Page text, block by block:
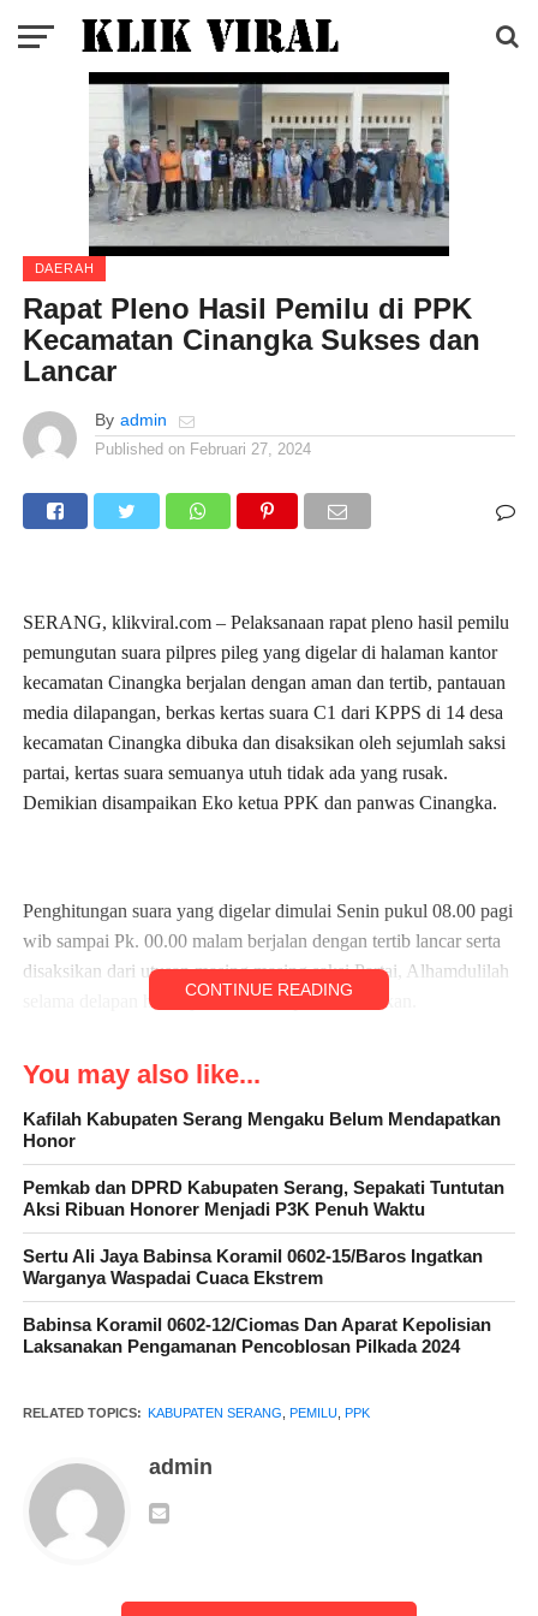
DAERAH
Rapat Pleno Hasil Pemilu di PPK
Kecamatan Cinangka Sukses dan
Lancar
By admin
Published on Februari 27, 2024
SERANG, klikviral.com – Pelaksanaan rapat pleno hasil pemilu
pemungutan suara pilpres pileg yang digelar di halaman kantor
kecamatan Cinangka berjalan dengan aman dan tertib, pantauan
media dilapangan, berkas kertas suara C1 dari KPPS di 14 desa
kecamatan Cinangka dibuka dan disaksikan oleh sejumlah saksi
partai, kertas suara semuanya utuh tidak ada yang rusak.
Demikian disampaikan Eko ketua PPK dan panwas Cinangka.
Penghitungan suara yang digelar dimulai Senin pukul 08.00 pagi
wib sampai Pk. 00.00 malam berjalan dengan tertib lancar serta
disaksikan dari utusan masing masing saksi Partai, Alhamdulilah
selama delapan hari tujuh malam dapat diselesaikan.
bersama tim panitia PPS desa menjalankan tugas sesuai dengan
juklak dan juknis KPU dan kami selesaikan tugas dan tanggung
jawab kami.
Menurutnya dalam input rekap kertas suara dari jumlah 167 TPS
hasil hitungan di KPPS desa dan saksi partai maupun dari saksi
caleg tidak ada yang complain dalam penghitungan suara .
CONTINUE READING
You may also like...
Kafilah Kabupaten Serang Mengaku Belum Mendapatkan
Honor
Pemkab dan DPRD Kabupaten Serang, Sepakati Tuntutan
Aksi Ribuan Honorer Menjadi P3K Penuh Waktu
Sertu Ali Jaya Babinsa Koramil 0602-15/Baros Ingatkan
Warganya Waspadai Cuaca Ekstrem
Babinsa Koramil 0602-12/Ciomas Dan Aparat Kepolisian
Laksanakan Pengamanan Pencoblosan Pilkada 2024
RELATED TOPICS: KABUPATEN SERANG PEMILU, PPK
admin